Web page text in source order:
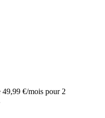
€/mois pour 2